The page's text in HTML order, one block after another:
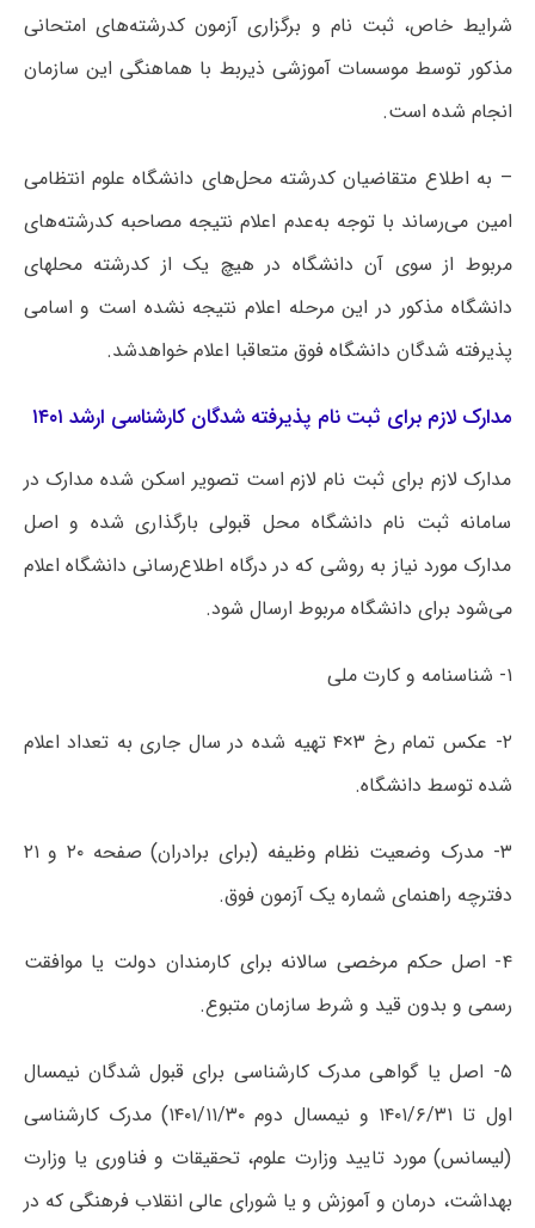
شرایط خاص، ثبت نام و برگزاری آزمون کدرشته‌های امتحانی
مذکور توسط موسسات آموزشی ذیربط با هماهنگی این سازمان
انجام شده است.
– به اطلاع متقاضیان کدرشته محل‌های دانشگاه علوم انتظامی
امین می‌رساند با توجه به‌عدم اعلام نتیجه مصاحبه کدرشته‌های
مربوط از سوی آن دانشگاه در هیچ یک از کدرشته محلهای
دانشگاه مذکور در این مرحله اعلام نتیجه نشده است و اسامی
پذیرفته شدگان دانشگاه فوق متعاقبا اعلام خواهدشد.
مدارک لازم برای ثبت نام پذیرفته شدگان کارشناسی ارشد ۱۴۰۱
مدارک لازم برای ثبت نام لازم است تصویر اسکن شده مدارک در
سامانه ثبت نام دانشگاه محل قبولی بارگذاری شده و اصل
مدارک مورد نیاز به روشی که در درگاه اطلاع‌رسانی دانشگاه اعلام
می‌شود برای دانشگاه مربوط ارسال شود.
۱- شناسنامه و کارت ملی
۲- عکس تمام رخ ۳×۴ تهیه شده در سال جاری به تعداد اعلام
شده توسط دانشگاه.
۳- مدرک وضعیت نظام وظیفه (برای برادران) صفحه ۲۰ و ۲۱
دفترچه راهنمای شماره یک آزمون فوق.
۴- اصل حکم مرخصی سالانه برای کارمندان دولت یا موافقت
رسمی و بدون قید و شرط سازمان متبوع.
۵- اصل یا گواهی مدرک کارشناسی برای قبول شدگان نیمسال
اول تا ۱۴۰۱/۶/۳۱ و نیمسال دوم ۱۴۰۱/۱۱/۳۰) مدرک کارشناسی
(لیسانس) مورد تایید وزارت علوم، تحقیقات و فناوری یا وزارت
بهداشت، درمان و آموزش و یا شورای عالی انقلاب فرهنگی که در